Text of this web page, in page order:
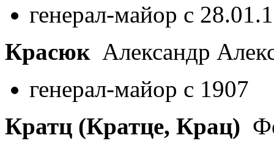
генерал-майор с
КрасюкАлександр
генерал-майор с 1907
Кратц (Кратце, Крац)